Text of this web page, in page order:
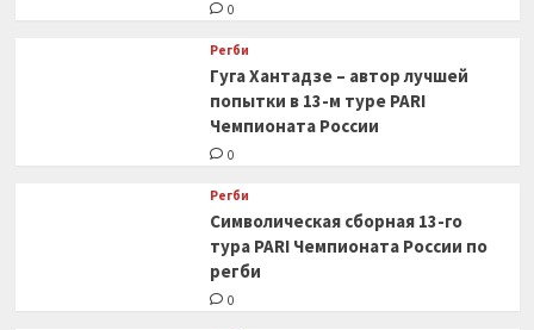
0
Регби
Гуга Хантадзе – автор лучшей
попытки в 13-м туре PARI
Чемпионата России
0
Регби
Символическая сборная 13-го
тура PARI Чемпионата России по
регби
0